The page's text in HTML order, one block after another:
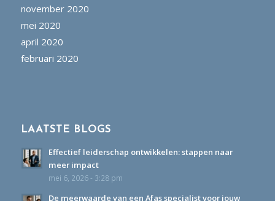
november 2020
mei 2020
april 2020
februari 2020
LAATSTE BLOGS
Effectief leiderschap ontwikkelen: stappen naar
meer impact
mei 6, 2026 - 3:28 pm
De meerwaarde van een Afas specialist voor jouw